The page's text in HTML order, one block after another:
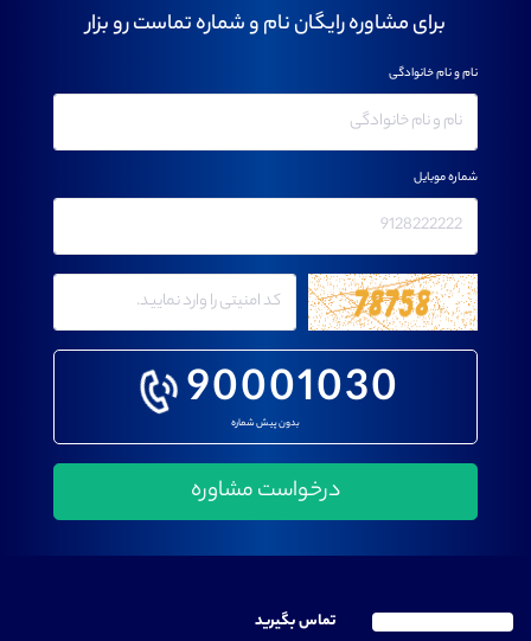
برای مشاوره رایگان نام و شماره تماست رو بزار
90001030
بدون پیش شماره
نام و نام خانوادگی
شماره موبایل
تماس بگیرید